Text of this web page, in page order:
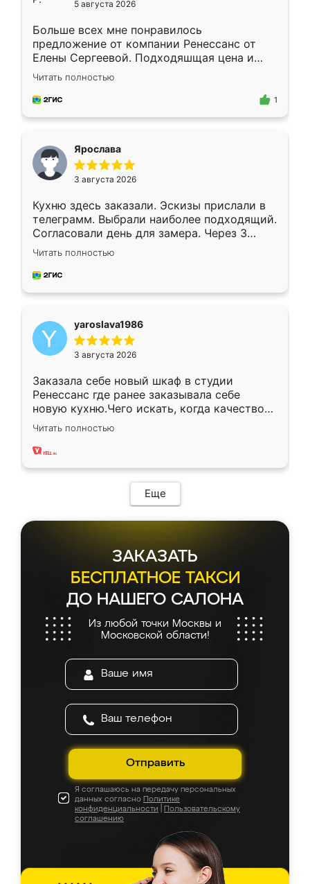
5 августа 2026
Больше всех мне понравилось
предложение от компании Ренессанс от
Елены Сергеевой. Подходяшщая цена и
короткие сроки изготовления. Приехавший
для замера сотрудник Владислав
предложил по моему эскизу самый
Читать полностью
1
Ярослава
3 августа 2026
Кухню здесь заказали. Эскизы прислали в
телеграмм. Выбрали наиболее подходящий.
Согласовали день для замера. Через 3
недели кухня была уже готова. Остались
довольны работой. Спасибо Ренессанс
мебель за качественную работу!
Читать полностью
yaroslava1986
3 августа 2026
Заказала себе новый шкаф в студии
Ренессанс где ранее заказывала себе
новую кухню.Чего искать, когда качеством
вполне довольна. Служит кухня уже почти
два года, нареканий нет.
Читать полностью
Еще
ЗАКАЗАТЬ
БЕСПЛАТНОЕ ТАКСИ
ДО НАШЕГО САЛОНА
Из любой точки Москвы и
Московской области!
Отправить
Я соглашаюсь на передачу персональных
данных согласно Политике
конфиденциальности
Пользовательскому
соглашению